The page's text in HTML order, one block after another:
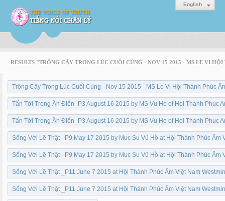
English
RESULTS "TRÔNG CẬY TRONG LÚC CUỐI CÙNG - NOV 15 2015 - MS LE VI
Trông Cậy Trong Lúc Cuối Cùng - Nov 15 2015 - MS Le Vi Hội Thánh Phúc
Tấn Tới Trong Ân Điển_P3 August 16 2015 by MS Vu Ho of Hoi Thanh Phuc
Tấn Tới Trong Ân Điển_P3 August 16 2015 by MS Vu Ho of Hoi Thanh Phuc
Sống Với Lẽ Thật - P9 May 17 2015 by Muc Su Vũ Hồ at Hội Thánh Phúc Âm
Sống Với Lẽ Thật - P9 May 17 2015 by Muc Su Vũ Hồ at Hội Thánh Phúc Âm
Sống Với Lẽ Thật _P11 June 7 2015 at Hội Thánh Phúc Âm Việt Nam
Sống Với Lẽ Thật _P11 June 7 2015 at Hội Thánh Phúc Âm Việt Nam